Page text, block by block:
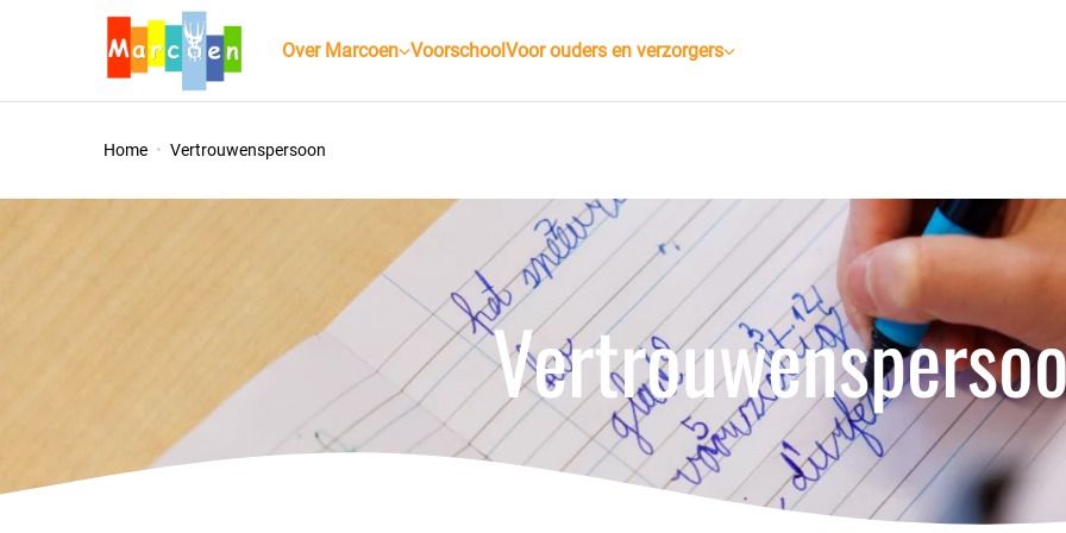
Over Marcoen VoorschoolVoor ouders en verzorgers
Home Vertrouwenspersoon